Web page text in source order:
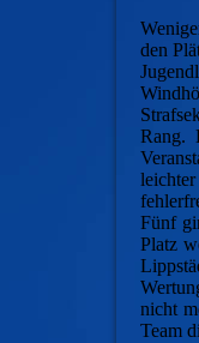
den
Rang.
Fünf
Platz
nicht
Team